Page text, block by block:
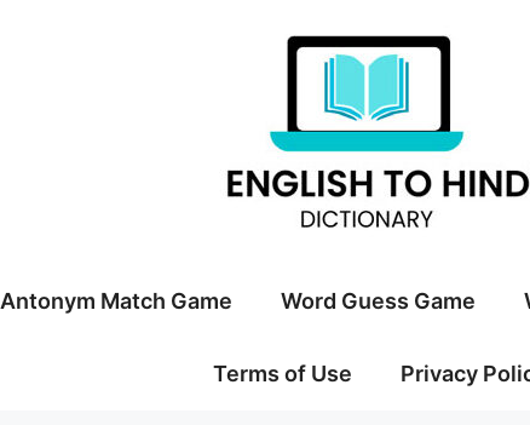
Antonym Match Game Word Guess Game
Terms of Use Privacy